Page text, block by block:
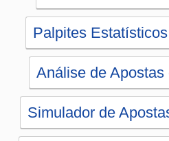
PRINCIPAL
Início
eBooks
Artigos